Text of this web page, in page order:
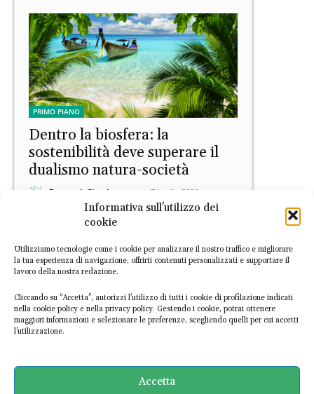
Informativa sull'utilizzo dei
cookie
Utilizziamo tecnologie come i cookie per analizzare il nostro traffico e migliorare
la tua esperienza di navigazione, offrirti contenuti personalizzati e supportare il
lavoro della nostra redazione.
Cliccando su “Accetta”, autorizzi l’utilizzo di tutti i cookie di profilazione indicati
nella cookie policy e nella privacy policy. Gestendo i cookie, potrai ottenere
maggiori informazioni e selezionare le preferenze, scegliendo quelli per cui accetti
l’utilizzazione.
Accetta
PRIMO PIANO
Dentro la biosfera: la
sostenibilità deve superare il
dualismo natura-società
EconomiaCircolare.com 7 Luglio 2026
Filiere
minimi, costi ai massimi”:
Assorimap descrive la crisi del